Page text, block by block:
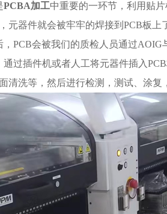
PCBA加工中重要的一环节，利用贴
元器件就会被牢牢的焊接到PCB板上
，PCB会被我们的质检人员通过
通过插件机或者人工将元器件插入
清洗等，然后进行检测，测试、涂